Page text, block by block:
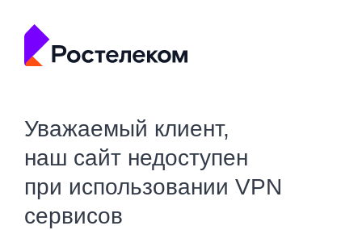
Уважаемый клиент,
наш сайт недоступен
при использовании VPN
сервисов